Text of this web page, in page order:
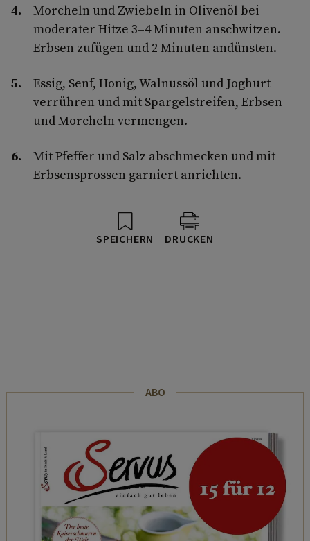
Morcheln und Zwiebeln in Olivenöl bei
moderater Hitze 3–4 Minuten anschwitzen.
Erbsen zufügen und 2 Minuten andünsten.
Essig, Senf, Honig, Walnussöl und Joghurt
verrühren und mit Spargelstreifen, Erbsen
und Morcheln vermengen.
Mit Pfeffer und Salz abschmecken und mit
Erbsensprossen garniert anrichten.
SPEICHERN DRUCKEN
ABO